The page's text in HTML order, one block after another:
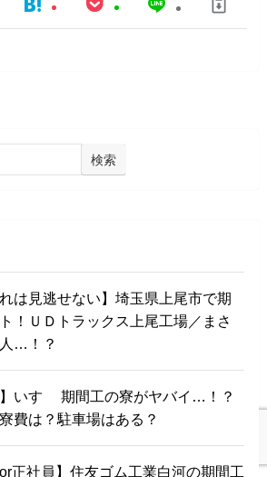
検索
は見逃せない】埼玉県上尾市で期
！ＵＤトラックス上尾工場／まさ
…！？
】いすゞ 期間工の寮がヤバイ…！？
費は？駐車場はある？
正社員】住友ゴム工業白河の期間工